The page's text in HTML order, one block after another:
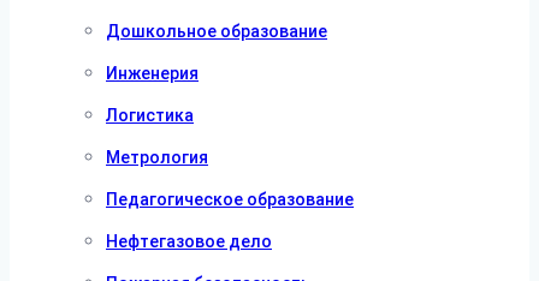
Дошкольное образование
Инженерия
Логистика
Метрология
Педагогическое образование
Нефтегазовое дело